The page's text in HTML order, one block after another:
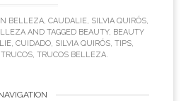
BELLEZA, CAUDALIE, SILVIA QUIRÓS,
AND TAGGED BEAUTY, BEAUTY
, CUIDADO, SILVIA QUIRÓS, TIPS,
TRUCOS, TRUCOS BELLEZA.